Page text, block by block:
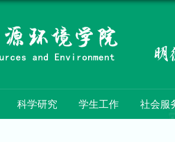
科学研究 学生工作 社会服